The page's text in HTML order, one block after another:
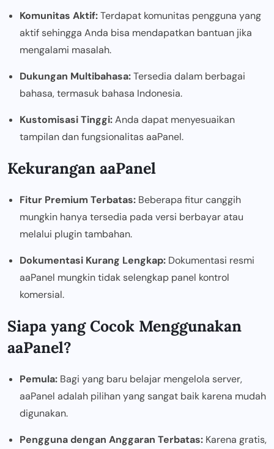
Komunitas Aktif:Terdapat komunitas pengguna yang
aktif sehingga Anda bisa mendapatkan bantuan jika
mengalami masalah.
Dukungan Multibahasa:Tersedia dalam berbagai
bahasa, termasuk bahasa Indonesia.
Kustomisasi Tinggi:Anda dapat menyesuaikan
tampilan dan fungsionalitas aaPanel.
Kekurangan aaPanel
Fitur Premium Terbatas: Beberapa fitur canggih
mungkin hanya tersedia pada versi berbayar atau
melalui plugin tambahan.
Dokumentasi Kurang Lengkap: Dokumentasi resmi
aaPanel mungkin tidak selengkap panel kontrol
komersial.
Siapa yang Cocok Menggunakan
aaPanel?
Pemula: Bagi yang baru belajar mengelola server,
aaPanel adalah pilihan yang sangat baik karena mudah
digunakan.
Pengguna dengan Anggaran Terbatas: Karena gratis,